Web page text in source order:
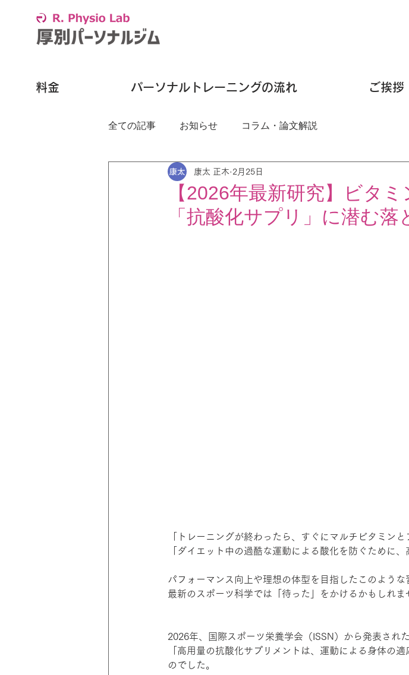
料金 パーソナルトレーニングの流れ ご挨拶
全ての記事 お知らせ コラム・論文解説
【2026年最新研究】ビタ
「抗酸化サプリ」に潜む落
康太 正木 2月25日
「トレーニングが終わったら、すぐにマルチビタミンと
「ダイエット中の過酷な運動による酸化を防ぐために
パフォーマンス向上や理想の体型を目指したこのような
最新のスポーツ科学では「待った」をかけるかもしれま
2026年、国際スポーツ栄養学会（ISSN）から発表され
「高用量の抗酸化サプリメントは、運動による身体の
のでした。